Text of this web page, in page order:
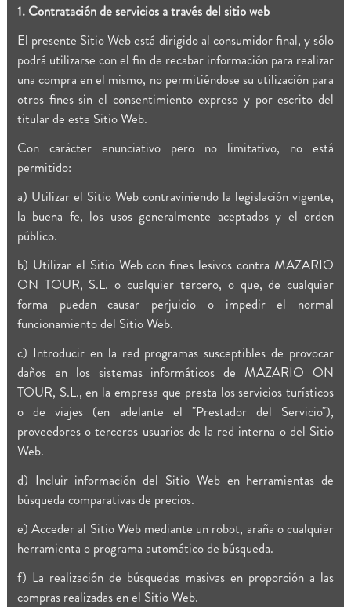
1. Contratación de servicios a través del sitio web
El presente Sitio Web está dirigido al consumidor final, y sólo
podrá utilizarse con el fin de recabar información para realizar
una compra en el mismo, no permitiéndose su utilización para
otros fines sin el consentimiento expreso y por escrito del
titular de este Sitio Web.
Con carácter enunciativo pero no limitativo, no está
permitido:
a) Utilizar el Sitio Web contraviniendo la legislación vigente,
la buena fe, los usos generalmente aceptados y el orden
público.
b) Utilizar el Sitio Web con fines lesivos contra MAZARIO
ON TOUR, S.L. o cualquier tercero, o que, de cualquier
forma puedan causar perjuicio o impedir el normal
funcionamiento del Sitio Web.
c) Introducir en la red programas susceptibles de provocar
daños en los sistemas informáticos de MAZARIO ON
TOUR, S.L., en la empresa que presta los servicios turísticos
o de viajes (en adelante el "Prestador del Servicio"),
proveedores o terceros usuarios de la red interna o del Sitio
Web.
d) Incluir información del Sitio Web en herramientas de
búsqueda comparativas de precios.
e) Acceder al Sitio Web mediante un robot, araña o cualquier
herramienta o programa automático de búsqueda.
f) La realización de búsquedas masivas en proporción a las
compras realizadas en el Sitio Web.